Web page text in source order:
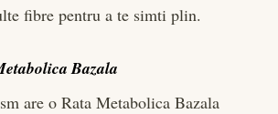
fibre pentru a te simti plin.
Bazala
are o Rata Metabolica Bazala